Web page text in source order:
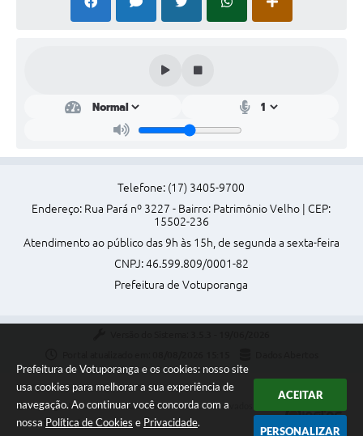
Prefeitura de Votuporanga e os cookies: nosso site
usa cookies para melhorar a sua experiência de
navegação. Ao continuar você concorda com a
nossa Política de Cookies e Privacidade.
ACEITAR
PERSONALIZAR
Telefone: (17) 3405-9700
Endereço: Rua Pará nº 3227 - Bairro: Patrimônio Velho | CEP:
15502-236
Atendimento ao público das 9h às 15h, de segunda a sexta-feira
CNPJ: 46.599.809/0001-82
Prefeitura de Votuporanga
Copyright Instar - 2006-2026. Todos os direitos reservados -
Instar Tecnologia